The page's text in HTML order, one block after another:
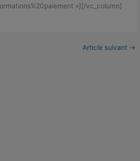
»][/vc_column]
Article suivant →